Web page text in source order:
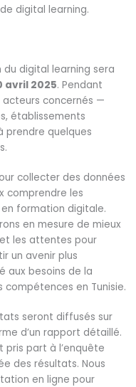
digital learning.
du digital learning sera
avril 2025. Pendant
concernés —
établissements
prendre quelques
collecter des données
comprendre les
formation digitale.
en mesure de mieux
les attentes pour
un avenir plus
aux besoins de la
en Tunisie.
seront diffusés sur
d’un rapport détaillé.
pris part à l’enquête
des résultats. Nous
en ligne pour